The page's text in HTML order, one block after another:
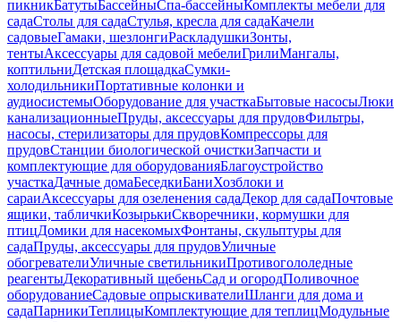
пикникБатутыБассейныСпа-бассейныКомплекты мебели для
садаСтолы для садаСтулья, кресла для садаКачели
садовыеГамаки, шезлонгиРаскладушкиЗонты,
тентыАксессуары для садовой мебелиГрилиМангалы,
коптильниДетская площадкаСумки-
холодильникиПортативные колонки и
аудиосистемыОборудование для участкаБытовые насосыЛюки
канализационныеПруды, аксессуары для прудовФильтры,
насосы, стерилизаторы для прудовКомпрессоры для
прудовСтанции биологической очисткиЗапчасти и
комплектующие для оборудованияБлагоустройство
участкаДачные домаБеседкиБаниХозблоки и
сараиАксессуары для озеленения садаДекор для садаПочтовые
ящики, табличкиКозырькиСкворечники, кормушки для
птицДомики для насекомыхФонтаны, скульптуры для
садаПруды, аксессуары для прудовУличные
обогревателиУличные светильникиПротивогололедные
реагентыДекоративный щебеньСад и огородПоливочное
оборудованиеСадовые опрыскивателиШланги для дома и
садаПарникиТеплицыКомплектующие для теплицМодульные